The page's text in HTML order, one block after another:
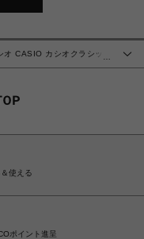
オ CASIO カシオクラシック
使える
ポイント進呈